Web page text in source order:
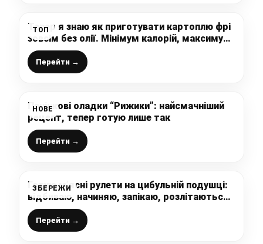
ТОП
Тепер я знаю як приготувати картоплю фрі
зовсім без олії. Мінімум калорій, максимум
користі
Перейти →
НОВЕ
Печінкові оладки “Рижики”: найсмачніший
рецепт, тепер готую лише так
Перейти →
ЗБЕРЕЖИ
Готую м’ясні рулети на цибульній подушці:
відбиваю, начиняю, запікаю, розлітаються
“на ура”
Перейти →